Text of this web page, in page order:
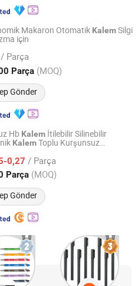
Makaron Otomatik KalemSilgi
için
/ Parça
Parça (MOQ)
Gönder
Ltd.
Fiyat 2014
Hb Kalem İtilebilir Silinebilir
KalemToplu Kurşunsuz
0,27 / Parça
Parça (MOQ)
Gönder
Fiyat 2018